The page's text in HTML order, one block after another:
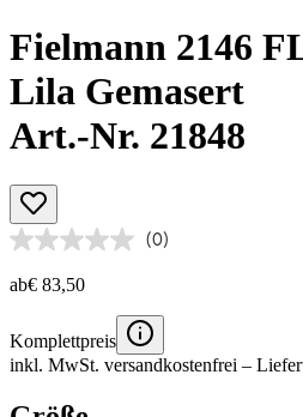
Fielmann 2146
Lila Gemasert
Art.-Nr. 21848
(0)
ab€ 83,50
Komplettpreis
inkl. MwSt. versandkostenfrei –